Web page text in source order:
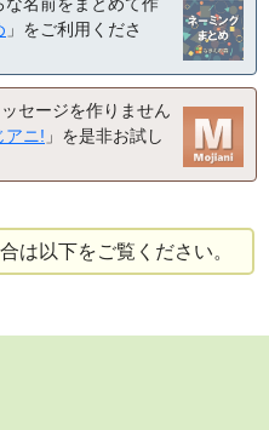
な名前をまとめて作
」をご利用くださ
セージを作りません
アニ! 」を是非お試し
は以下をご覧ください。